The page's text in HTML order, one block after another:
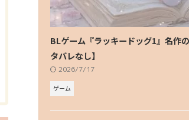
BLゲーム『ラッキードッグ1』名作
タバレなし】
2026/7/17
ゲーム